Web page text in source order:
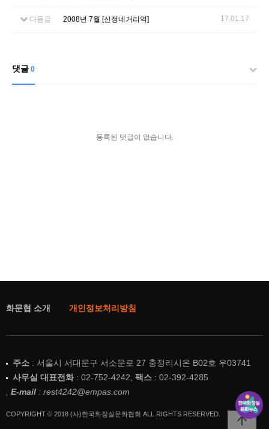
다음글 2008년 7월 [신정네거리역] 17.01.17
댓글 0
등록된 댓글이 없습니다.
화문협 소개 개인정보처리방침
주소 : 서울시 서대문구 서소문로 27 충정리시온 B02호 우03741
사무실 대표전화: 02-752-4242, 팩스 : 02-392-4285
E-mail : rest4242@empas.com
COPYRIGHT © 2018 (사)한국화장실문화협회 ALL RIGHTS RESERVED. arrow_upward